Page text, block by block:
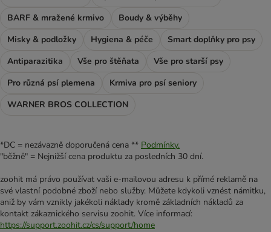
BARF & mražené krmivo
Boudy & výběhy
Misky & podložky
Hygiena & péče
Smart doplňky pro psy
Antiparazitika
Vše pro štěňata
Vše pro starší psy
Pro různá psí plemena
Krmiva pro psí seniory
WARNER BROS COLLECTION
*DC = nezávazně doporučená cena ** Podmínky.
"běžně" = Nejnižší cena produktu za posledních 30 dní.
zoohit má právo používat vaši e-mailovou adresu k přímé reklamě na
své vlastní podobné zboží nebo služby. Můžete kdykoli vznést námitku,
aniž by vám vznikly jakékoli náklady kromě základních nákladů za
kontakt zákaznického servisu zoohit. Více informací:
https://support.zoohit.cz/cs/support/home